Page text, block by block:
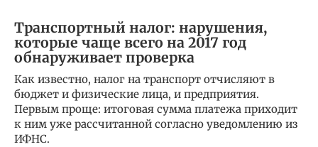
Транспортный налог: нарушения,
которые чаще всего на 2017 год
обнаруживает проверка
Как известно, налог на транспорт отчисляют в
бюджет и физические лица, и предприятия.
Первым проще: итоговая сумма платежа приходит
к ним уже рассчитанной согласно уведомлению из
ИФНС.